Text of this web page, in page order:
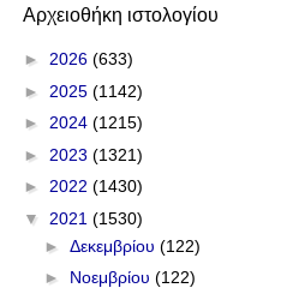
Αρχειοθήκη ιστολογίου
► 2026 (633)
► 2025 (1142)
► 2024 (1215)
► 2023 (1321)
► 2022 (1430)
▼ 2021 (1530)
► Δεκεμβρίου (122)
► Νοεμβρίου (122)